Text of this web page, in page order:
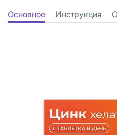
Основное Инструкция